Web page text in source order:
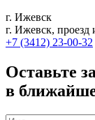
г. Ижевск
г. Ижевск,
+7 (3412) 23-00-32
Оставьте
в